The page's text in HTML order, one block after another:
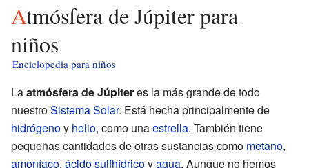
Atmósfera de Júpiter para
niños
Enciclopedia para niños
Laatmósfera de Júpiteres la más grande de todo
nuestroSistema Solar. Está hecha principalmente de
hidrógenoy helio, como unaestrella. También tiene
pequeñas cantidades de otras sustancias como metano,
amoníaco, ácido sulfhídricoyagua. Aunque no hemos